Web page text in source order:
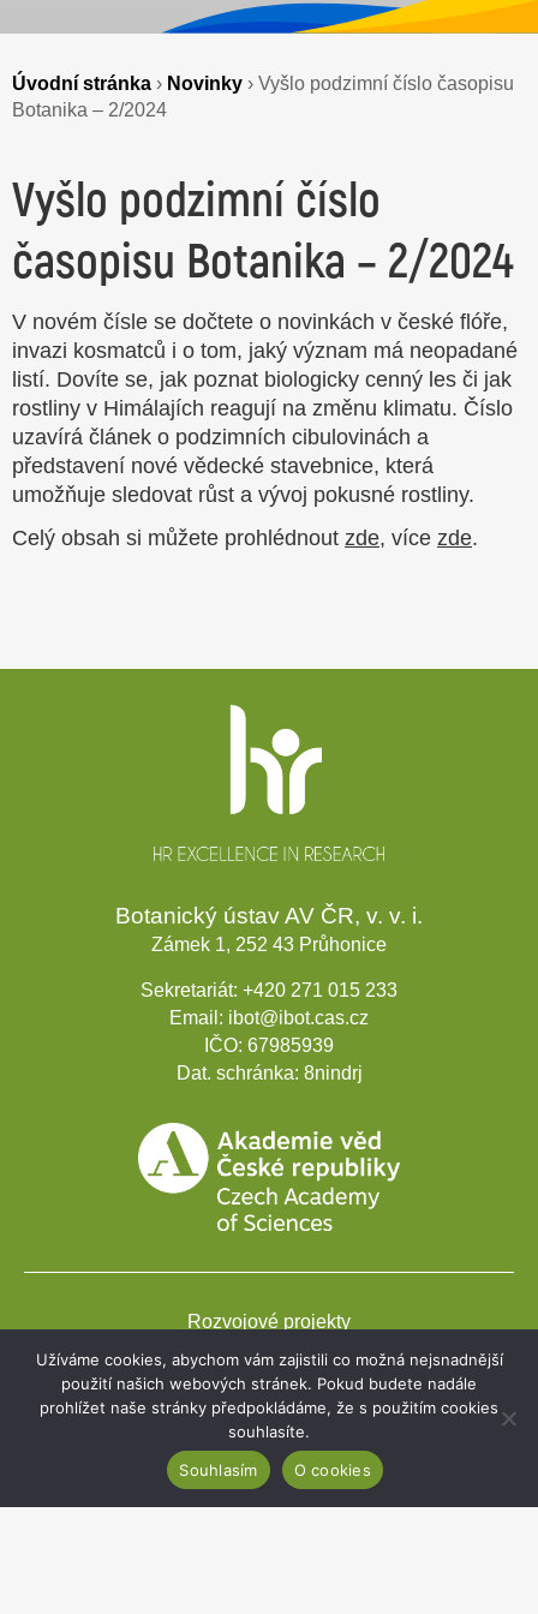
Úvodní stránka › Novinky › Vyšlo podzimní číslo časopisu
Botanika – 2/2024
Vyšlo podzimní číslo
časopisu Botanika – 2/2024
V novém čísle se dočtete o novinkách v české flóře,
invazi kosmatců i o tom, jaký význam má neopadané
listí. Dovíte se, jak poznat biologicky cenný les či jak
rostliny v Himálajích reagují na změnu klimatu. Číslo
uzavírá článek o podzimních cibulovinách a
představení nové vědecké stavebnice, která
umožňuje sledovat růst a vývoj pokusné rostliny.
Celý obsah si můžete prohlédnout zde, více zde.
Botanický ústav AV ČR, v. v. i.
Zámek 1, 252 43 Průhonice
Sekretariát: +420 271 015 233
Email: ibot@ibot.cas.cz
IČO: 67985939
Dat. schránka: 8nindrj
Rozvojové projekty
Webmail
Intranet
Cookies
Užíváme cookies, abychom vám zajistili co možná nejsnadnější
použití našich webových stránek. Pokud budete nadále
prohlížet naše stránky předpokládáme, že s použitím cookies
souhlasíte.
Souhlasím
O cookies